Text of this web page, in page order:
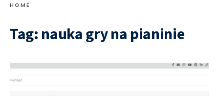
HOME
Tag: nauka gry na pianinie